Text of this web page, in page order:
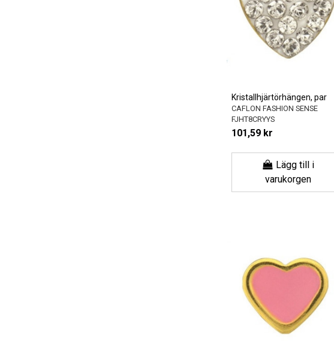
Kristallhjärtörhängen, par
CAFLON FASHION SENSE
FJHT8CRYYS
101,59 kr
Lägg till i
varukorgen